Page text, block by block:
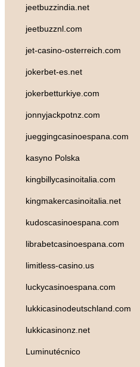
jeetbuzzindia.net
jeetbuzznl.com
jet-casino-osterreich.com
jokerbet-es.net
jokerbetturkiye.com
jonnyjackpotnz.com
jueggingcasinoespana.com
kasyno Polska
kingbillycasinoitalia.com
kingmakercasinoitalia.net
kudoscasinoespana.com
librabetcasinoespana.com
limitless-casino.us
luckycasinoespana.com
lukkicasinodeutschland.com
lukkicasinonz.net
Luminutécnico